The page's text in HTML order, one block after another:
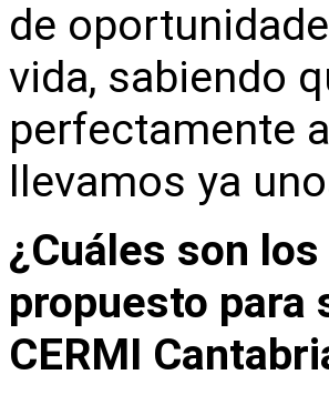
de
vida, sabiendo
perfectamente
llevamos ya
¿Cuáles son
propuesto para
CERMI